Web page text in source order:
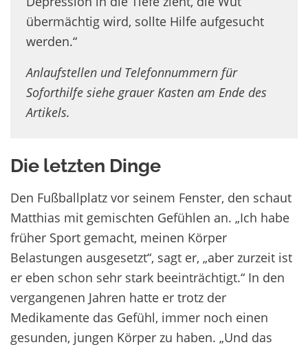
übermächtig wird, sollte Hilfe aufgesucht
werden.“
Anlaufstellen und Telefonnummern für
Soforthilfe siehe grauer Kasten am Ende des
Artikels.
Die letzten Dinge
Den Fußballplatz vor seinem Fenster, den schaut
Matthias mit gemischten Gefühlen an. „Ich habe
früher Sport gemacht, meinen Körper
Belastungen ausgesetzt“, sagt er, „aber zurzeit ist
er eben schon sehr stark beeinträchtigt.“ In den
vergangenen Jahren hatte er trotz der
Medikamente das Gefühl, immer noch einen
gesunden, jungen Körper zu haben. „Und das